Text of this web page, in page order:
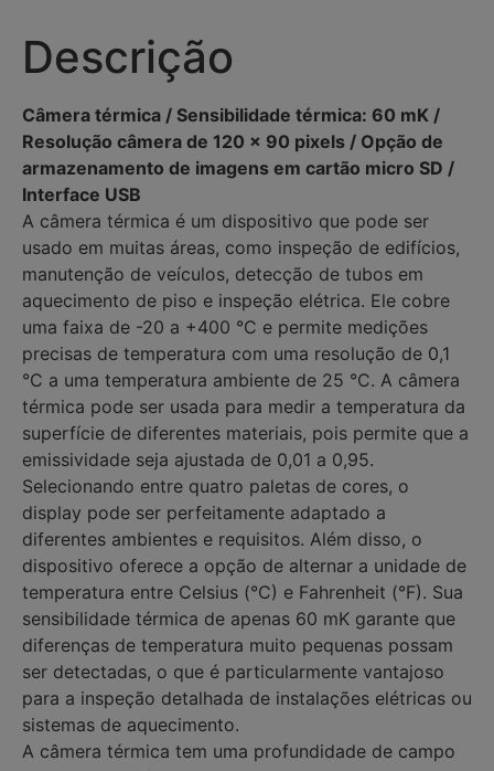
Descrição
Câmera térmica / Sensibilidade térmica: 60 mK /
Resolução câmera de 120 x 90 pixels / Opção de
armazenamento de imagens em cartão micro SD /
Interface USB
A câmera térmica é um dispositivo que pode ser
usado em muitas áreas, como inspeção de edifícios,
manutenção de veículos, detecção de tubos em
aquecimento de piso e inspeção elétrica. Ele cobre
uma faixa de -20 a +400 °C e permite medições
precisas de temperatura com uma resolução de 0,1
°C a uma temperatura ambiente de 25 °C. A câmera
térmica pode ser usada para medir a temperatura da
superfície de diferentes materiais, pois permite que a
emissividade seja ajustada de 0,01 a 0,95.
Selecionando entre quatro paletas de cores, o
display pode ser perfeitamente adaptado a
diferentes ambientes e requisitos. Além disso, o
dispositivo oferece a opção de alternar a unidade de
temperatura entre Celsius (°C) e Fahrenheit (°F). Sua
sensibilidade térmica de apenas 60 mK garante que
diferenças de temperatura muito pequenas possam
ser detectadas, o que é particularmente vantajoso
para a inspeção detalhada de instalações elétricas ou
sistemas de aquecimento.
A câmera térmica tem uma profundidade de campo